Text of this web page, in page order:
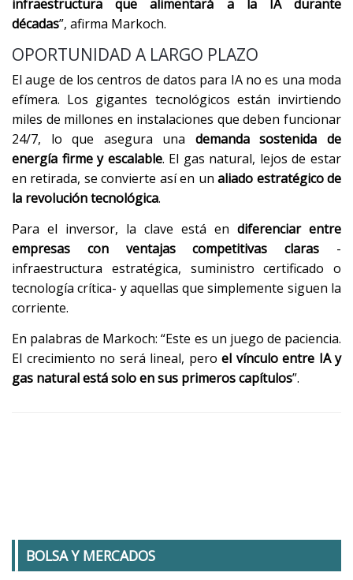
infraestructura que alimentará a la IA durante
décadas”, afirma Markoch.
OPORTUNIDAD A LARGO PLAZO
El auge de los centros de datos para IA no es una moda
efímera. Los gigantes tecnológicos están invirtiendo
miles de millones en instalaciones que deben funcionar
24/7, lo que asegura una demanda sostenida de
energía firme y escalable. El gas natural, lejos de estar
en retirada, se convierte así en unaliado estratégico de
la revolución tecnológica.
Para el inversor, la clave está en diferenciar entre
empresas con ventajas competitivas claras -
infraestructura estratégica, suministro certificado o
tecnología crítica- y aquellas que simplemente siguen la
corriente.
En palabras de Markoch: “Este es un juego de paciencia.
El crecimiento no será lineal, pero el vínculo entre IA y
gas natural está solo en sus primeros capítulos”.
BOLSA Y MERCADOS